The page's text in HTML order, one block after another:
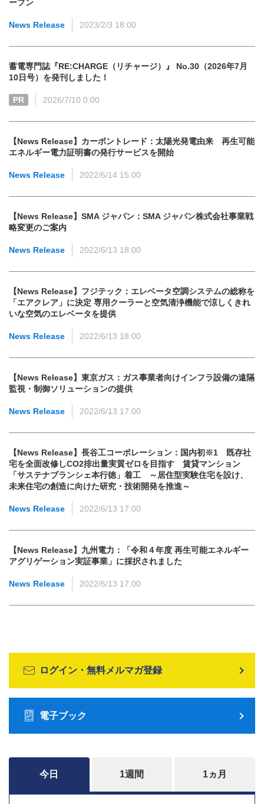
ープン
News Release 2023/2/3 18:00
蓄電専門誌『RE:CHARGE（リチャージ）』 No.30（2026年7月
10日号）を発刊しました！
PR 2026/7/10 0:00
【News Release】カーボントレード：太陽光発電由来 再生可能
エネルギー電力証明書の発行サービスを開始
News Release 2022/6/14 15:00
【News Release】SMA ジャパン：SMA ジャパン株式会社事業戦
略変更のご案内
News Release 2022/6/13 18:00
【News Release】フジテック：エレベータ空調システムの総称を
「エアクレア」に決定 専用クーラーと空気清浄機能で涼しくきれ
いな空気のエレベータを提供
News Release 2022/6/13 18:00
【News Release】東京ガス：ガス事業者向けインフラ設備の遠隔
監視・制御ソリューションの提供
News Release 2022/6/13 17:00
【News Release】長谷工コーポレーション：国内初※1 既存社
宅を全面改修しCO2排出量実質ゼロを目指す 賃貸マンション
「サステナブランシェ本行徳」着工 ～居住型実験住宅を設け、
未来住宅の創造に向けた研究・技術開発を推進～
News Release 2022/6/13 17:00
【News Release】九州電力：「令和４年度 再生可能エネルギー
アグリゲーション実証事業」に採択されました
News Release 2022/6/13 17:00
ログイン・無料メルマガ登録
電子ブック
今日 1週間 1ヵ月